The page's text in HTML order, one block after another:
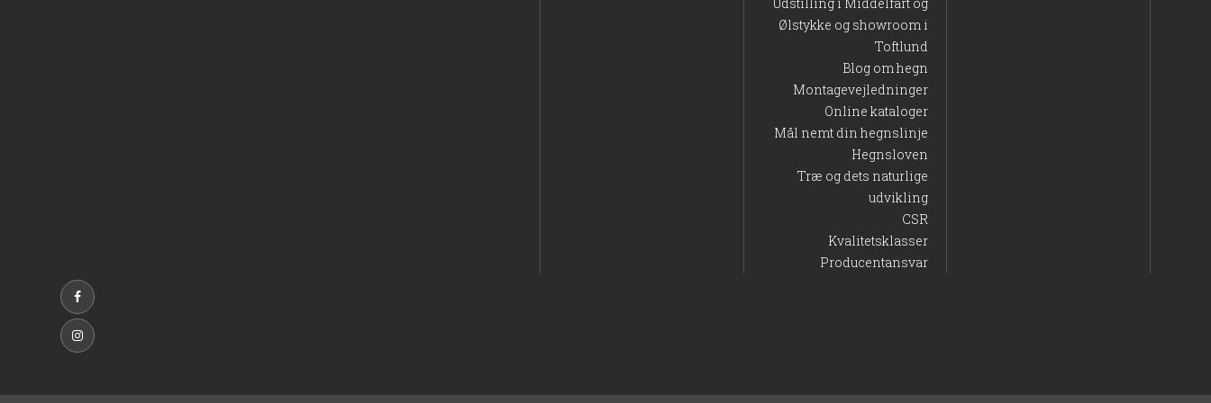
Ølstykke og showroom i
Toftlund
Blog om hegn
Montagevejledninger
Online kataloger
Mål nemt din hegnslinje
Hegnsloven
Træ og dets naturlige
udvikling
CSR
Kvalitetsklasser
Producentansvar